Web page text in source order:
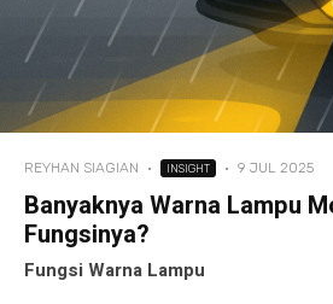
REYHAN SIAGIAN · INSIGHT · 9 JUL 2025
Banyaknya Warna Lampu
Fungsinya?
Fungsi Warna Lampu